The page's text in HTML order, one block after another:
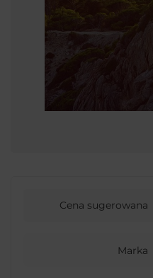
Cena sugerowana
Marka